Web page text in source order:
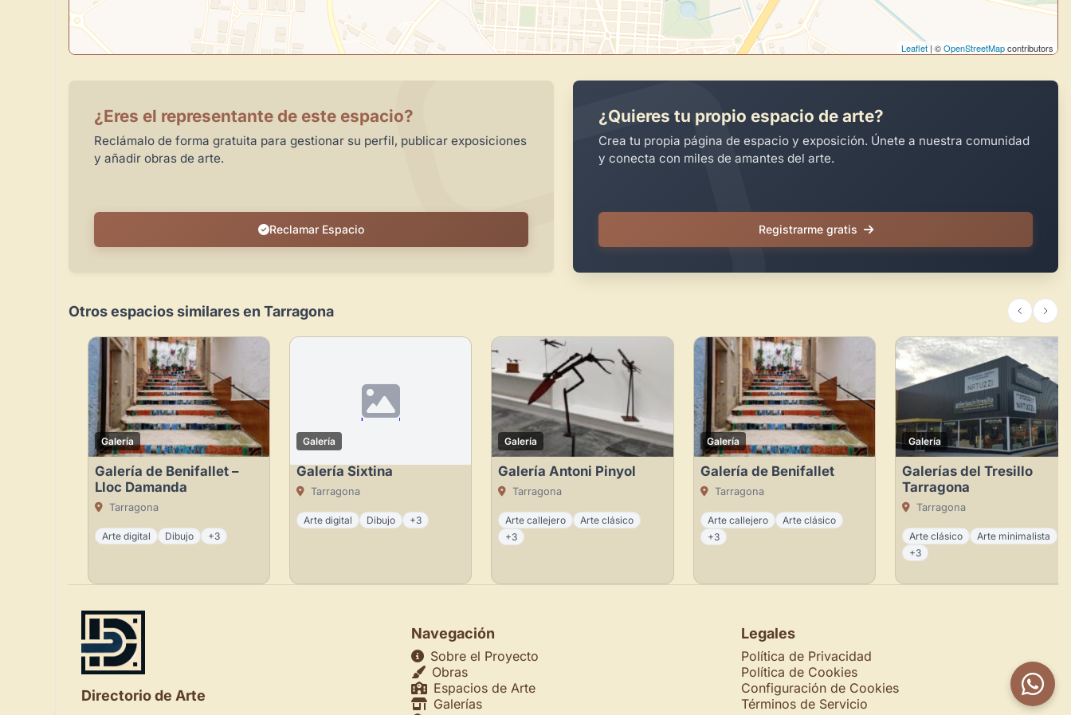
Leaflet | ©OpenStreetMapcontributors
¿Eres el representante de este espacio?
Reclámalo de forma gratuita para gestionar su perfil, publicar exposiciones
y añadir obras de arte.
Reclamar Espacio
¿Quieres tu propio espacio de arte?
Crea tu propia página de espacio y exposición. Únete a nuestra comunidad
y conecta con miles de amantes del arte.
Registrarme gratis
Otros espacios similares en Tarragona
Galería
Galería de Benifallet –
Lloc Damanda
Tarragona
Arte digital Dibujo +3
Galería
Galería Sixtina
Tarragona
Arte digital Dibujo +3
Galería
Galería Antoni Pinyol
Tarragona
Arte callejero
Arte clásico
+3
Galería
Galería de Benifallet
Tarragona
Arte callejero
Arte clásico
+3
Galería
Galerías del Tresillo
Tarragona
Tarragona
Arte clásico
Arte minimalista
+3
Directorio de Arte
Navegación
Sobre el Proyecto
Obras
Espacios de Arte
Galerías
Legales
Política de Privacidad
Política de Cookies
Configuración de Cookies
Términos de Servicio